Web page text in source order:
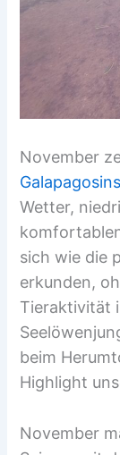
November
Wetter,
sich wie die
erkunden,
Tieraktivität
beim
Highlight
November